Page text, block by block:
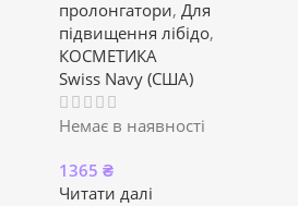
пролонгатори, Для
підвищення лібідо,
КОСМЕТИКА
Swiss Navy (США)
Немає в наявності
1365 ₴
Читати далі